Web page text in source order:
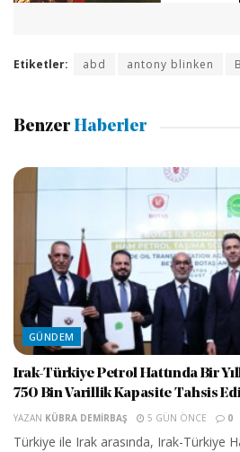
Etiketler: abd antony blinken
Benzer Haberler
GÜNDEM
Irak-Türkiye Petrol Hattında Bir
750 Bin Varillik Kapasite Tahsis
YAZAN KÜBRA DEMIRBAŞ 5 GÜN ÖNCE 0
Türkiye ile Irak arasında, Irak-Türkiye